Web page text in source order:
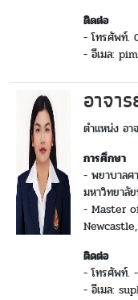
ติดต่อ
- โทรศัพท์.
- อีเมล:
อาจา
ตำแหน่ง อา
การศึกษา
- พยาบาล
มหาวิทยาลั
- Master
ติดต่อ
- โทรศัพท์. -
- อีเมล: